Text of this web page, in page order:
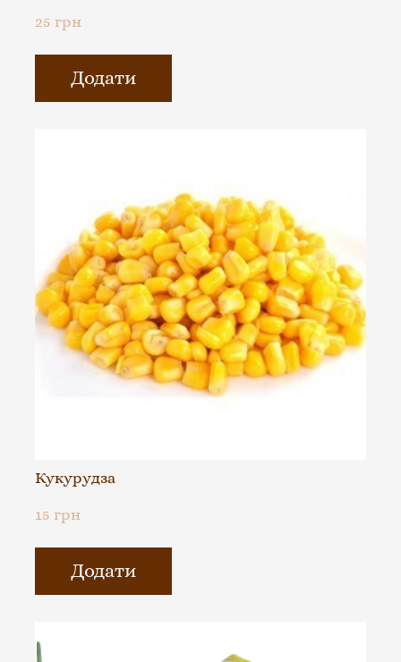
25 грн
Додати
Кукурудза
15 грн
Додати